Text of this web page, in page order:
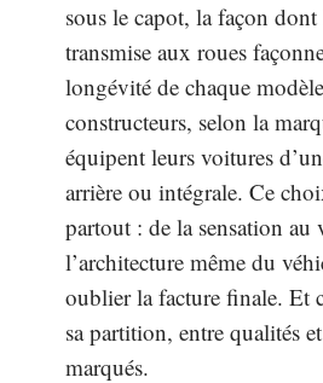
sous le capot, la façon dont
transmise aux roues
longévité de chaque
constructeurs, selon la
équipent leurs voitures
arrière ou intégrale. Ce
partout : de la sensation au
l’architecture même du
oublier la facture finale. Et
sa partition, entre qualités
marqués.